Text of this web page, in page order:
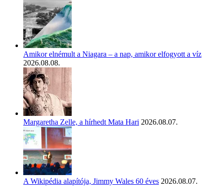
Amikor elnémult a Niagara – a nap, amikor elfogyott a víz
2026.08.08.
Margaretha Zelle, a hírhedt Mata Hari 2026.08.07.
A Wikipédia alapítója, Jimmy Wales 60 éves 2026.08.07.